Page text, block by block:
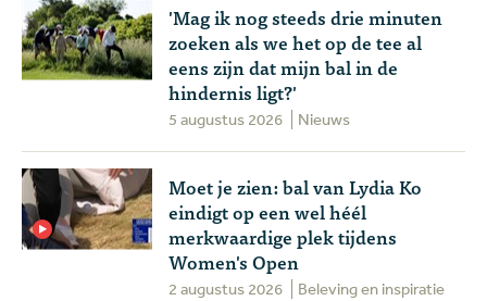
'Mag ik nog steeds drie minuten
zoeken als we het op de tee al
eens zijn dat mijn bal in de
hindernis ligt?'
5 augustus 2026 Nieuws
Moet je zien: bal van Lydia Ko
eindigt op een wel héél
merkwaardige plek tijdens
Women's Open
2 augustus 2026 Beleving en inspiratie